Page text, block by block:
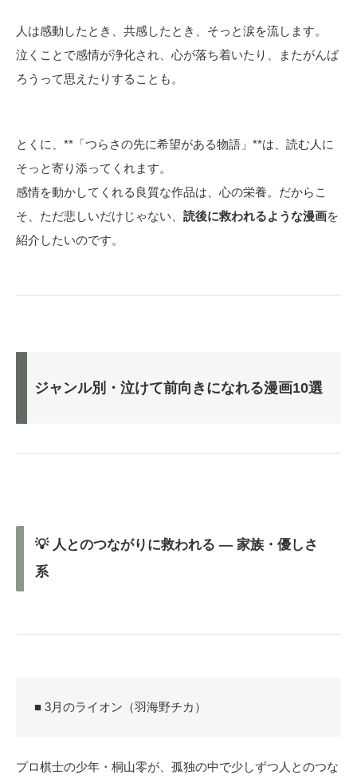
人は感動したとき、共感したとき、そっと涙を流します。
泣くことで感情が浄化され、心が落ち着いたり、またがんば
ろうって思えたりすることも。
とくに、**「つらさの先に希望がある物語」**は、読む人に
そっと寄り添ってくれます。
感情を動かしてくれる良質な作品は、心の栄養。だからこ
そ、ただ悲しいだけじゃない、 読後に救われるような漫画を
紹介したいのです。
ジャンル別・泣けて前向きになれる漫画10選
💡 人とのつながりに救われる ― 家族・優しさ
系
■ 3月のライオン（羽海野チカ）
プロ棋士の少年・桐山零が、孤独の中で少しずつ人とのつな